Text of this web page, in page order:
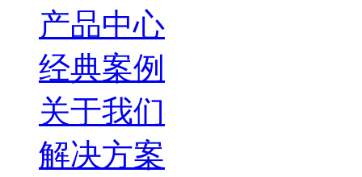
产品中心
经典案例
关于我们
解决方案